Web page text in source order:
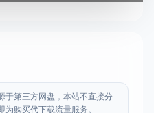
于第三方网盘，本站不直接分
购买代下载流量服务。